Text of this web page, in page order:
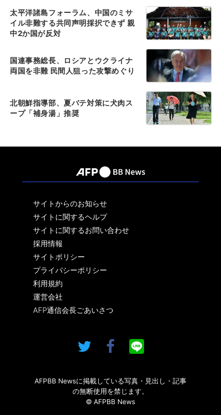
太平洋諸島フォーラム、中国のミサ
イル非難する共同声明採択できず 親
中2か国が反対
国連事務総長、ロシアとウクライナ
両国を非難 民間人狙った攻撃めぐり
北朝鮮指導部、夏バテ対策に犬肉ス
ープ「補身湯」推奨
サイトからのお知らせ
サイトに関するヘルプ
サイトに関するお問い合わせ
採用情報
サイトポリシー
プライバシーポリシー
利用規約
運営会社
AFP通信会長ごあいさつ
AFPBB Newsに掲載している写真・見出し・記事
の無断使用を禁じます。
© AFPBB News